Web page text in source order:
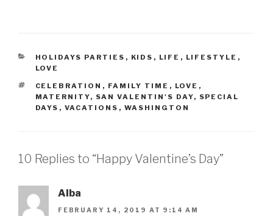
CATEGORIES
HOLIDAYS PARTIES , KIDS , LIFE , LIFESTYLE ,
LOVE
TAGS
CELEBRATION , FAMILY TIME , LOVE ,
MATERNITY, SAN VALENTIN'S DAY, SPECIAL
DAYS , VACATIONS , WASHINGTON
10 Replies to “Happy Valentine’s Day”
Alba
FEBRUARY 14, 2019 AT 9:14 AM